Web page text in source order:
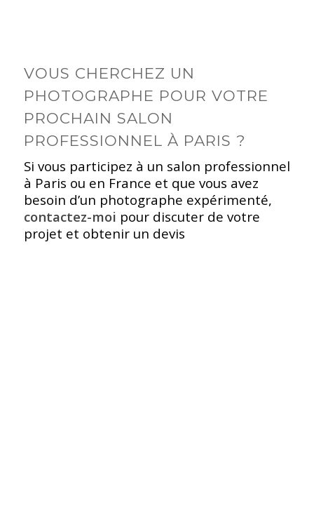
VOUS CHERCHEZ UN
PHOTOGRAPHE POUR VOTRE
PROCHAIN SALON
PROFESSIONNEL À PARIS ?
Si vous participez à un salon professionnel
à Paris ou en France et que vous avez
besoin d’un photographe expérimenté,
contactez-moi pour discuter de votre
projet et obtenir un devis